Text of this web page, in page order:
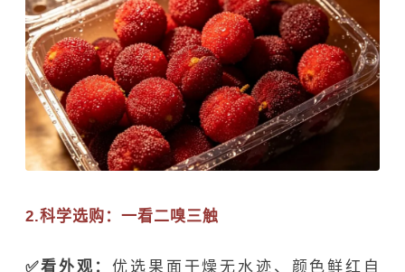
2.科学选购：一看二嗅三触
✅看外观：优选果面干燥无水迹、颜色鲜红自